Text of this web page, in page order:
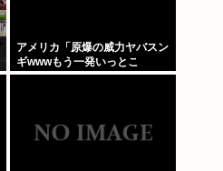
アメリカ「原爆の威力ヤバスン
ギwwwもう一発いっとこ
www」これちょっとやりすぎ